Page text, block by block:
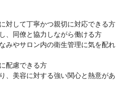
対して丁寧かつ親切に対応できる方
、同僚と協力しながら働ける方
みやサロン内の衛生管理に気を配れ
配慮できる方
、美容に対する強い関心と熱意があ